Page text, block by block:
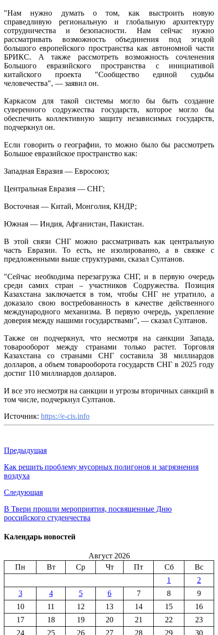
"Нам нужно думать о том, как выстроить новую
справедливую региональную и глобальную архитектуру
сотрудничества и безопасности. Нам сейчас нужно
рассматривать возможность объединения под эгидой
большого европейского пространства как автономной части
БРИКС. А также рассмотреть возможность сочленения
Большого евразийского пространства с инициативой
китайского проекта "Сообщество единой судьбы
человечества", — заявил он.
Каркасом для такой системы могло бы быть создание
суверенного содружества государств, которое могло бы
обеспечить коллективную защиту независимых государств,
подчеркнул он.
Если говорить о географии, то можно было бы рассмотреть
Большое евразийское пространство как:
Западная Евразия — Евросоюз;
Центральная Евразия — СНГ;
Восточная — Китай, Монголия, КНДР;
Южная — Индия, Афганистан, Пакистан.
В этой связи СНГ можно рассматривать как центральную
часть Евразии. То есть, не изолированно, а в связке с
предложенными выше структурами, сказал Султанов.
"Сейчас необходима перезагрузка СНГ, и в первую очередь
среди самих стран – участников Содружества. Позиция
Казахстана заключается в том, чтобы СНГ не утратило, а
доказало свою востребованность в качестве действенного
международного механизма. В первую очередь, укрепление
доверия между нашими государствами", — сказал Султанов.
Также он подчеркнул, что несмотря на санкции Запада,
товарооборот между странами только растет. Торговля
Казахстана со странами СНГ составила 38 миллиардов
долларов, а объем товарооборота государств СНГ в 2025 году
достиг 110 миллиардов долларов.
И все это несмотря на санкции и угрозы вторичных санкций в
том числе, подчеркнул Султанов.
Источник: https://e-cis.info
Предыдущая
Как решить проблему мусорных полигонов и загрязнения
воздуха
Следующая
В Твери прошли мероприятия, посвященные Дню
российского студенчества
Календарь новостей
Август 2026
Пн
Вт Ср Чт Пт Сб
Вс
1
2
3
4 5 6 7 8
9
10
11 12 13 14 15
16
17
18 19 20 21 22
23
24
25 26 27 28 29 30